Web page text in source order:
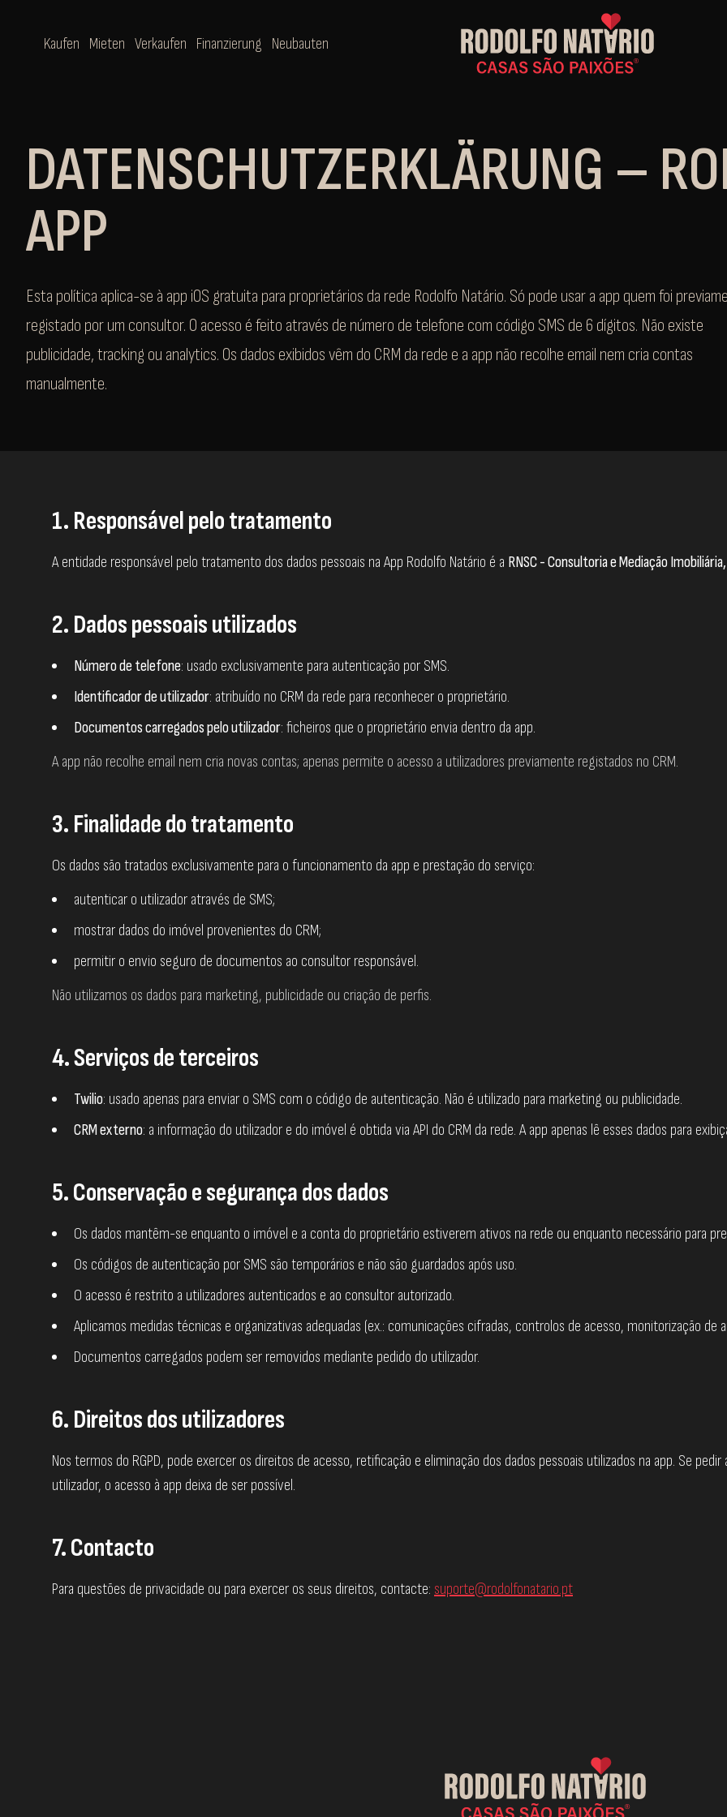
Kaufen Mieten Verkaufen Finanzierung Neubauten
DATENSCHUTZERKLÄRUNG –
APP
Esta política aplica-se à app iOS gratuita para proprietários da rede Rodolfo Natário. Só pode usar a app quem foi
registado por um consultor. O acesso é feito através de número de telefone com código SMS de 6 dígitos. Não existe
publicidade, tracking ou analytics. Os dados exibidos vêm do CRM da rede e a app não recolhe email nem cria contas
manualmente.
1. Responsável pelo tratamento
A entidade responsável pelo tratamento dos dados pessoais na App Rodolfo Natário é a RNSC - Consultoria e Mediação
2. Dados pessoais utilizados
Número de telefone: usado exclusivamente para autenticação por SMS.
Identificador de utilizador: atribuído no CRM da rede para reconhecer o proprietário.
Documentos carregados pelo utilizador: ficheiros que o proprietário envia dentro da app.
A app não recolhe email nem cria novas contas; apenas permite o acesso a utilizadores previamente registados no CRM.
3. Finalidade do tratamento
Os dados são tratados exclusivamente para o funcionamento da app e prestação do serviço:
autenticar o utilizador através de SMS;
mostrar dados do imóvel provenientes do CRM;
permitir o envio seguro de documentos ao consultor responsável.
Não utilizamos os dados para marketing, publicidade ou criação de perfis.
4. Serviços de terceiros
Twilio: usado apenas para enviar o SMS com o código de autenticação. Não é utilizado para marketing ou publicidade.
CRM externo: a informação do utilizador e do imóvel é obtida via API do CRM da rede. A app apenas lê esses dados para
5. Conservação e segurança dos dados
Os dados mantêm-se enquanto o imóvel e a conta do proprietário estiverem ativos na rede ou enquanto necessário para
Os códigos de autenticação por SMS são temporários e não são guardados após uso.
O acesso é restrito a utilizadores autenticados e ao consultor autorizado.
Aplicamos medidas técnicas e organizativas adequadas (ex.: comunicações cifradas, controlos de acesso, monitorização de
Documentos carregados podem ser removidos mediante pedido do utilizador.
6. Direitos dos utilizadores
Nos termos do RGPD, pode exercer os direitos de acesso, retificação e eliminação dos dados pessoais utilizados na app. Se
utilizador, o acesso à app deixa de ser possível.
7. Contacto
Para questões de privacidade ou para exercer os seus direitos, contacte: suporte@rodolfonatario.pt